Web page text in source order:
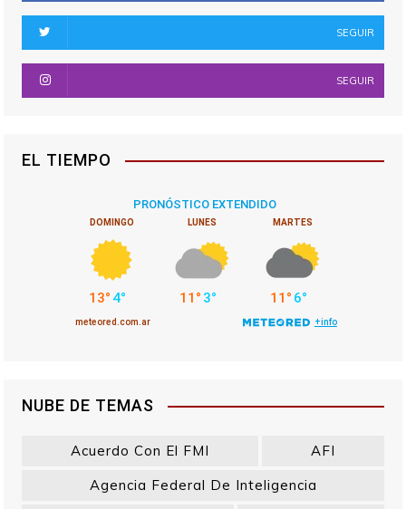
SEGUIR
SEGUIR
EL TIEMPO
NUBE DE TEMAS
Acuerdo Con El FMI
AFI
Agencia Federal De Inteligencia